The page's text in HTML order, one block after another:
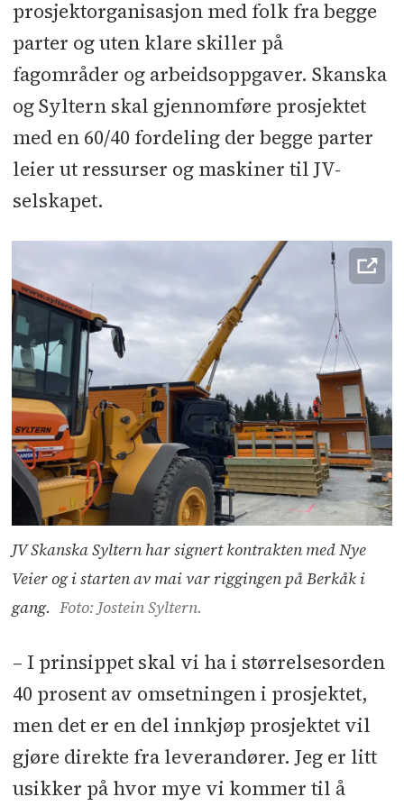
prosjektorganisasjon med folk fra begge
parter og uten klare skiller på
fagområder og arbeidsoppgaver. Skanska
og Syltern skal gjennomføre prosjektet
med en 60/40 fordeling der begge parter
leier ut ressurser og maskiner til JV-
selskapet.
JV Skanska Syltern har signert kontrakten med Nye
Veier og i starten av mai var riggingen på Berkåk i
gang. Foto: Jostein Syltern.
– I prinsippet skal vi ha i størrelsesorden
40 prosent av omsetningen i prosjektet,
men det er en del innkjøp prosjektet vil
gjøre direkte fra leverandører. Jeg er litt
usikker på hvor mye vi kommer til å